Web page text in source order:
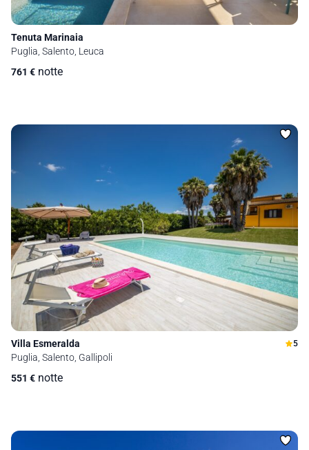
Tenuta Marinaia
Puglia, Salento, Leuca
761 € notte
Villa Esmeralda 5
Puglia, Salento, Gallipoli
551 € notte